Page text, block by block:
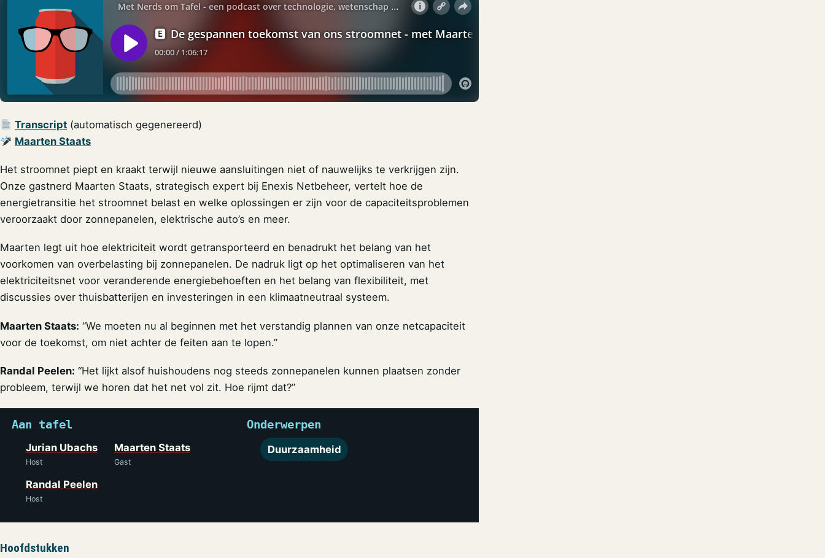
Transcript(automatisch gegenereerd)
Maarten Staats
Het stroomnet piept en kraakt terwijl nieuwe aansluitingen niet of nauwelijks te verkrijgen zijn.
Onze gastnerd Maarten Staats, strategisch expert bij Enexis Netbeheer, vertelt hoe de
energietransitie het stroomnet belast en welke oplossingen er zijn voor de capaciteitsproblemen
veroorzaakt door zonnepanelen, elektrische auto’s en meer.
Maarten legt uit hoe elektriciteit wordt getransporteerd en benadrukt het belang van het
voorkomen van overbelasting bij zonnepanelen. De nadruk ligt op het optimaliseren van het
elektriciteitsnet voor veranderende energiebehoeften en het belang van flexibiliteit, met
discussies over thuisbatterijen en investeringen in een klimaatneutraal systeem.
Maarten Staats: “We moeten nu al beginnen met het verstandig plannen van onze netcapaciteit
voor de toekomst, om niet achter de feiten aan te lopen.”
Randal Peelen: “Het lijkt alsof huishoudens nog steeds zonnepanelen kunnen plaatsen zonder
probleem, terwijl we horen dat het net vol zit. Hoe rijmt dat?”
Aan tafel
Jurian Ubachs
Host
Maarten Staats
Gast
Randal Peelen
Host
Onderwerpen
Duurzaamheid
Hoofdstukken